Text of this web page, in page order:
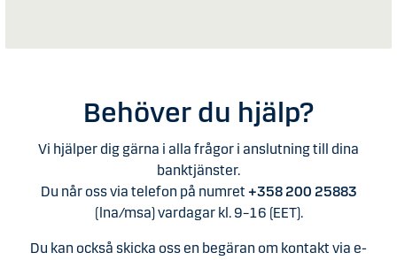
Behöver du hjälp?
Vi hjälper dig gärna i alla frågor i anslutning till dina
banktjänster.
Du når oss via telefon på numret +358 200 25883
(lna/msa) vardagar kl. 9–16 (EET).
Du kan också skicka oss en begäran om kontakt via e-